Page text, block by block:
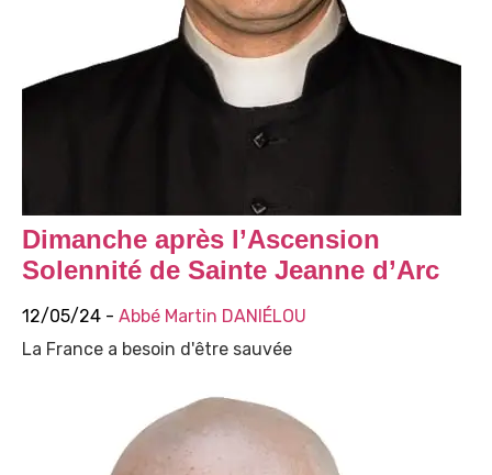
Dimanche après l’Ascension
Solennité de Sainte Jeanne d’Arc
12/05/24 - Abbé Martin DANIÉLOU
La France a besoin d'être sauvée